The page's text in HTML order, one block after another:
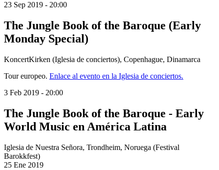
23 Sep 2019 - 20:00
The Jungle Book of the Baroque (Early
Monday Special)
KoncertKirken (Iglesia de conciertos), Copenhague, Dinamarca
Tour europeo. Enlace al evento en la Iglesia de conciertos.
3 Feb 2019 - 20:00
The Jungle Book of the Baroque - Early
World Music en América Latina
Iglesia de Nuestra Señora, Trondheim, Noruega (Festival
Barokkfest)
25 Ene 2019